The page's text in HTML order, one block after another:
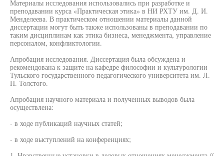
Материалы исследования использовались при разработке и
преподавании курса «Практическая этика» в НИ РХТУ им. Д. И.
Менделеева. В практическом отношении материалы данной
диссертации могут быть также использованы в преподавании по
таким дисциплинам как этика бизнеса, менеджмента, управление
персоналом, конфликтологии.
Апробация исследования. Диссертация была обсуждена и
рекомендована к защите на кафедре философии и культурологии
Тульского государственного педагогического университета им. Л.
Н. Толстого.
Апробация научного материала и полученных выводов была
осуществлена:
- в ходе публикаций научных статей;
- в ходе выступлений на конференциях;